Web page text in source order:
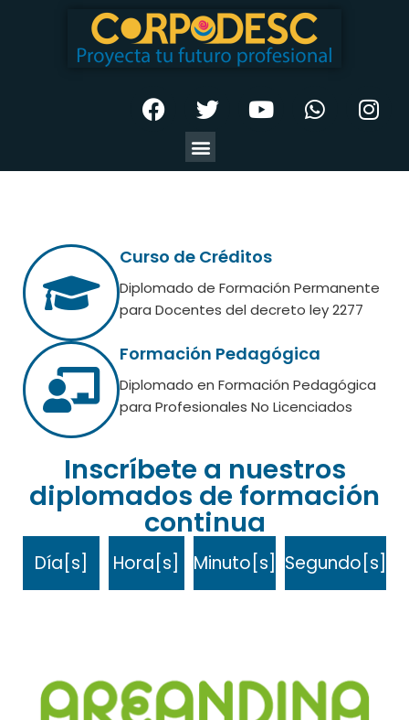
Curso de Créditos
Diplomado de Formación Permanente
para Docentes del decreto ley 2277
Formación Pedagógica
Diplomado en Formación Pedagógica
para Profesionales No Licenciados
Inscríbete a nuestros
diplomados de formación
continua
Día[s] Hora[s] Minuto[s] Segundo[s]